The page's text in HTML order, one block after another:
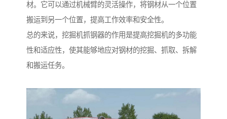
材。它可以通过机械臂的灵活操作，将钢材从一个位置
搬运到另一个位置，提高工作效率和安全性。
总的来说，挖掘机抓钢器的作用是提高挖掘机的多功能
性和适应性，使其能够地应对钢材的挖掘、抓取、拆解
和搬运任务。